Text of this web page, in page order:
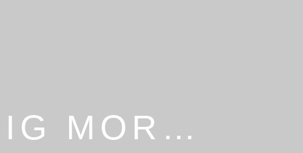
MOR…